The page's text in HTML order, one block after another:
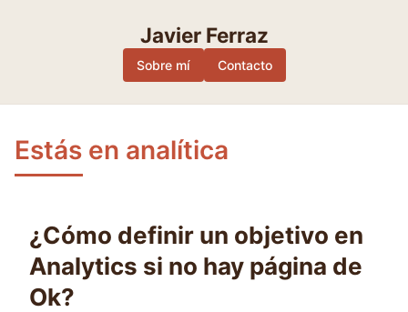
Javier Ferraz
Sobre mí Contacto
Estás en analítica
¿Cómo definir un objetivo en
Analytics si no hay página de
Ok?